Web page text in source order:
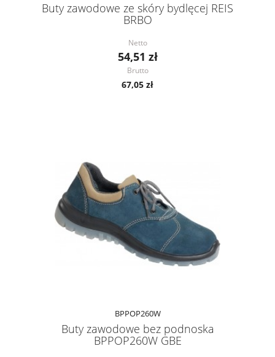
Buty zawodowe ze skóry bydlęcej REIS
BRBO
Netto
54,51 zł
Brutto
67,05 zł
BPPOP260W
Buty zawodowe bez podnoska
BPPOP260W GBE